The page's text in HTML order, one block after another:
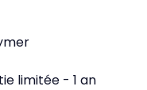
limitée - 1 an